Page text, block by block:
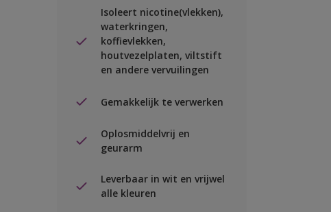
Isoleert nicotine(vlekken),
waterkringen,
koffievlekken,
houtvezelplaten, viltstift
en andere vervuilingen
Gemakkelijk te verwerken
Oplosmiddelvrij en
geurarm
Leverbaar in wit en vrijwel
alle kleuren